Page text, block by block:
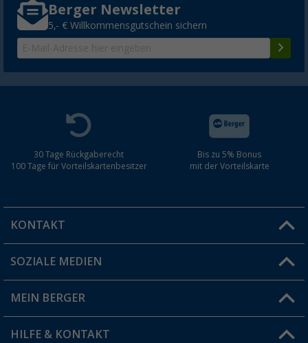
Berger Newsletter
5,- € Willkommensgutschein sichern
30 Tage Rückgaberecht
100 Tage für Vorteilskartenbesitzer
Bis zu 5% Bonus
mit der Vorteilskarte
KONTAKT
Du hast eine Frage?
Filiale finden
SOZIALE MEDIEN
MEIN BERGER
Vorteilskarte
HILFE & KONTAKT